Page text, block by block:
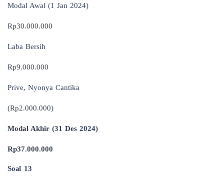
Modal Awal (1 Jan 2024)
Rp30.000.000
Laba Bersih
Rp9.000.000
Prive, Nyonya Cantika
(Rp2.000.000)
Modal Akhir (31 Des 2024)
Rp37.000.000
Soal 13